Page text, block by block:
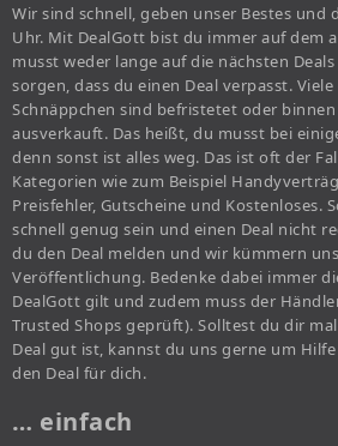
Wir sind schnell, geben unser Bestes und
Uhr. Mit DealGott bist du immer auf dem
musst weder lange auf die nächsten
sorgen, dass du einen Deal verpasst.
Schnäppchen sind befristetet oder
ausverkauft. Das heißt, du musst bei
denn sonst ist alles weg. Das ist oft der
Kategorien wie zum Beispiel
Preisfehler, Gutscheine und Kostenloses.
schnell genug sein und einen Deal nicht
du den Deal melden und wir kümmern
Veröffentlichung. Bedenke dabei immer
DealGott gilt und zudem muss der
Trusted Shops geprüft). Solltest du dir
Deal gut ist, kannst du uns gerne um
den Deal für dich.
… einfach